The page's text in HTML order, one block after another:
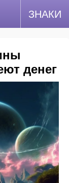
ЗНАКИ
денег